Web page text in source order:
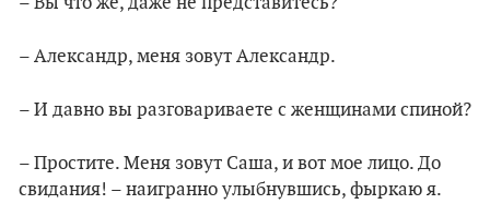
– Александр, меня зовут Александр.
– И давно вы разговариваете с женщинами спиной?
– Простите. Меня зовут Саша, и вот мое лицо. До
свидания! – наигранно улыбнувшись, фыркаю я.